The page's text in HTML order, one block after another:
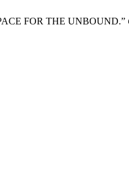
FOR THE UNBOUND.”